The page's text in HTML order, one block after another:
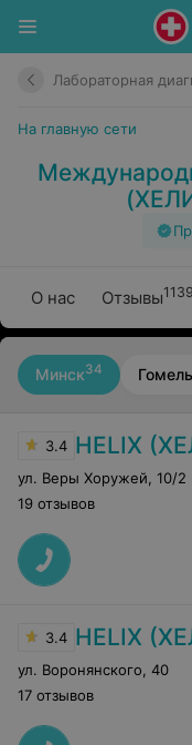
Лабораторная
На главную сети
О нас Отзывы1139
Минск34 Гомель
3.4 HELIX
ул. Веры Хоружей 10/2
19 отзывов
3.4 HELIX
ул. Воронянского, 40
17 отзывов